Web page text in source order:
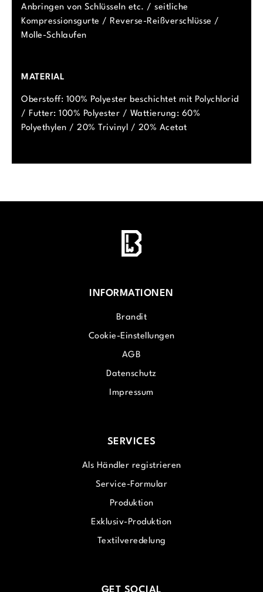
Anbringen von Schlüsseln etc. / seitliche
Kompressionsgurte / Reverse-Reißverschlüsse /
Molle-Schlaufen
MATERIAL
Oberstoff: 100% Polyester beschichtet mit Polychlorid
/ Futter: 100% Polyester / Wattierung: 60%
Polyethylen / 20% Trivinyl / 20% Acetat
INFORMATIONEN
Brandit
Cookie-Einstellungen
AGB
Datenschutz
Impressum
SERVICES
Als Händler registrieren
Service-Formular
Produktion
Exklusiv-Produktion
Textilveredelung